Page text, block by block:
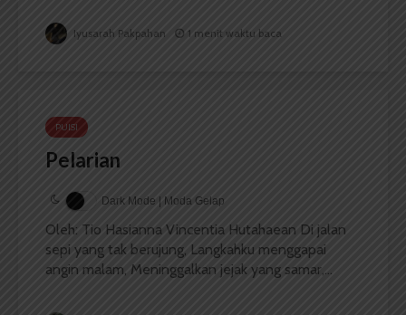
Iyusarah Pakpahan 1 menit waktu baca
PUISI
Pelarian
Dark Mode | Moda Gelap
Oleh: Tio Hasianna Vincentia Hutahaean Di jalan
sepi yang tak berujung, Langkahku menggapai
angin malam, Meninggalkan jejak yang samar,...